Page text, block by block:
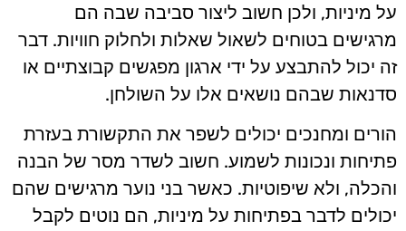
על מיניות, ולכן חשוב ליצור סביבה שבה הם
מרגישים בטוחים לשאול שאלות ולחלוק חוויות. דבר
זה יכול להתבצע על ידי ארגון מפגשים קבוצתיים או
סדנאות שבהם נושאים אלו על השולחן.
הורים ומחנכים יכולים לשפר את התקשורת בעזרת
פתיחות ונכונות לשמוע. חשוב לשדר מסר של הבנה
והכלה, ולא שיפוטיות. כאשר בני נוער מרגישים שהם
יכולים לדבר בפתיחות על מיניות, הם נוטים לקבל